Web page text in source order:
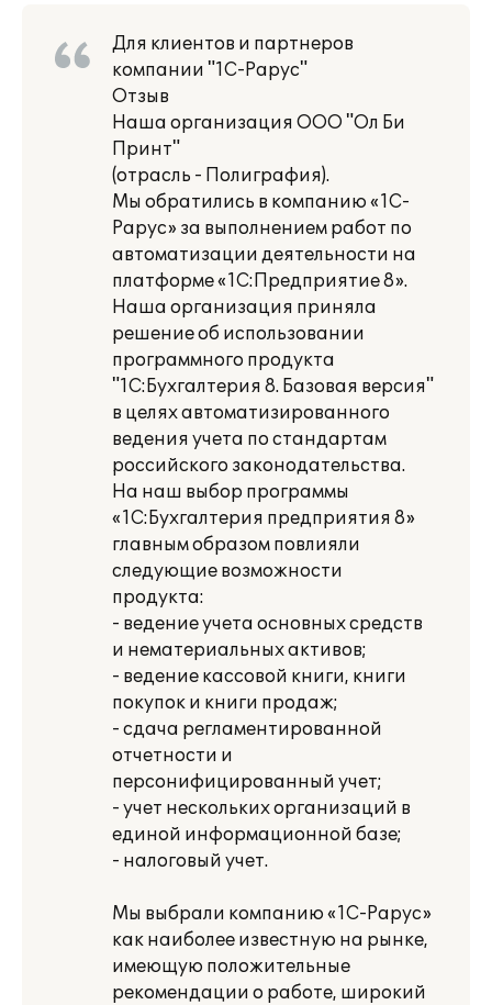
Для клиентов и партнеров
компании "1С-Рарус"
Отзыв
Наша организация ООО "Ол Би
Принт"
(отрасль - Полиграфия).
Мы обратились в компанию «1С-
Рарус» за выполнением работ по
автоматизации деятельности на
платформе «1С:Предприятие 8».
Наша организация приняла
решение об использовании
программного продукта
"1С:Бухгалтерия 8. Базовая версия"
в целях автоматизированного
ведения учета по стандартам
российского законодательства.
На наш выбор программы
«1С:Бухгалтерия предприятия 8»
главным образом повлияли
следующие возможности
продукта:
- ведение учета основных средств
и нематериальных активов;
- ведение кассовой книги, книги
покупок и книги продаж;
- сдача регламентированной
отчетности и
персонифицированный учет;
- учет нескольких организаций в
единой информационной базе;
- налоговый учет.
Мы выбрали компанию «1С-Рарус»
как наиболее известную на рынке,
имеющую положительные
рекомендации о работе, широкий